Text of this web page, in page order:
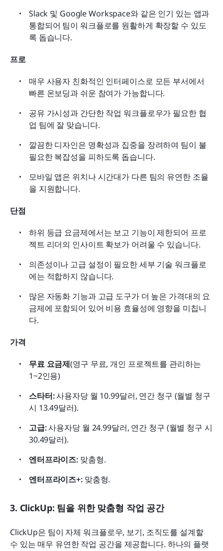
Slack 및 Google Workspace와 같은 인기 있는 앱과
통합되어 팀이 워크플로를 원활하게 확장할 수 있도
록 돕습니다.
프로
매우 사용자 친화적인 인터페이스로 모든 부서에서
빠른 온보딩과 쉬운 참여가 가능합니다.
공유 가시성과 간단한 작업 워크플로우가 필요한 협
업 팀에 잘 맞습니다.
깔끔한 디자인은 명확성과 집중을 장려하여 팀이 불
필요한 복잡성을 피하도록 돕습니다.
모바일 앱은 위치나 시간대가 다른 팀의 유연한 조율
을 지원합니다.
단점
하위 등급 요금제에서는 보고 기능이 제한되어 프로
젝트 리더의 인사이트 확보가 어려울 수 있습니다.
의존성이나 고급 설정이 필요한 세부 기술 워크플로
에는 적합하지 않습니다.
많은 자동화 기능과 고급 도구가 더 높은 가격대의 요
금제에 포함되어 있어 비용 효율성에 영향을 미칩니
다.
가격
무료 요금제(영구 무료, 개인 프로젝트를 관리하는
1~2인용)
스타터: 사용자당 월 10.99달러, 연간 청구 (월별 청구
시 13.49달러).
고급: 사용자당 월 24.99달러, 연간 청구 (월별 청구 시
30.49달러).
엔터프라이즈: 맞춤형.
엔터프라이즈+: 맞춤형.
3. ClickUp: 팀을 위한 맞춤형 작업 공간
ClickUp은 팀이 자체 워크플로우, 보기, 조직도를 설계할
수 있는 매우 유연한 작업 공간을 제공합니다. 하나의 플랫